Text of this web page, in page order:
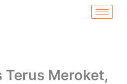
Terus Meroket,